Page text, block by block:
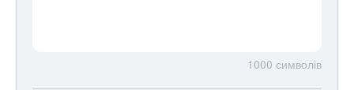
1000 символів